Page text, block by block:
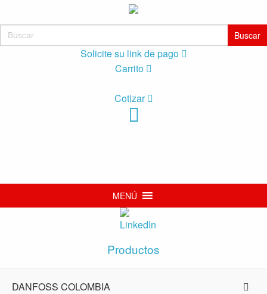
Buscar:
Solicite su link de pago
Carrito
Cotizar
MENÚ
Productos
DANFOSS COLOMBIA